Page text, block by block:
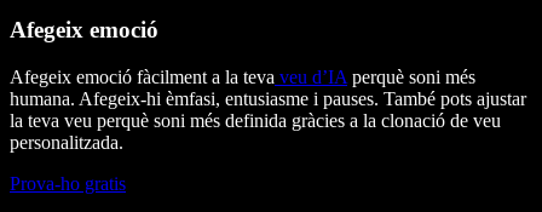
Afegeix emoció
Afegeix emoció fàcilment a la teva veu d’IA perquè soni més
humana. Afegeix-hi èmfasi, entusiasme i pauses. També pots ajustar
la teva veu perquè soni més definida gràcies a la clonació de veu
personalitzada.
Prova-ho gratis